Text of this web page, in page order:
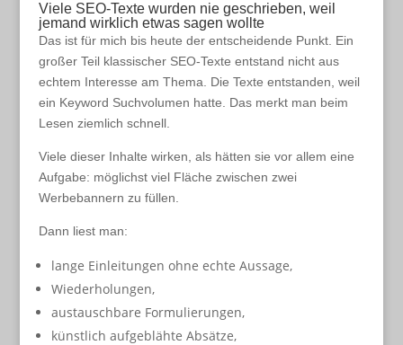
Viele SEO-Texte wurden nie geschrieben, weil
jemand wirklich etwas sagen wollte
Das ist für mich bis heute der entscheidende Punkt. Ein
großer Teil klassischer SEO-Texte entstand nicht aus
echtem Interesse am Thema. Die Texte entstanden, weil
ein Keyword Suchvolumen hatte. Das merkt man beim
Lesen ziemlich schnell.
Viele dieser Inhalte wirken, als hätten sie vor allem eine
Aufgabe: möglichst viel Fläche zwischen zwei
Werbebannern zu füllen.
Dann liest man:
lange Einleitungen ohne echte Aussage,
Wiederholungen,
austauschbare Formulierungen,
künstlich aufgeblähte Absätze,